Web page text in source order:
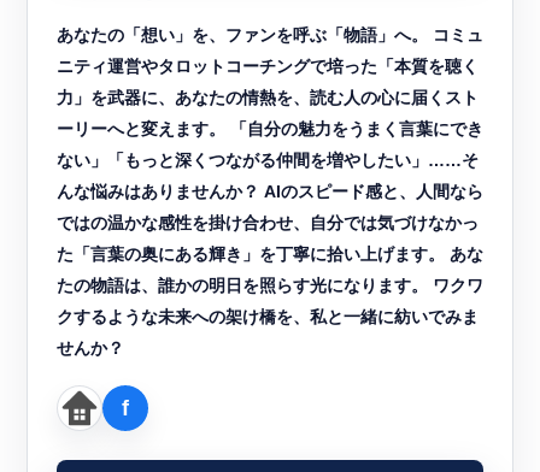
あなたの「想い」を、ファンを呼ぶ「物語」へ。 コミュ
ニティ運営やタロットコーチングで培った「本質を聴く
力」を武器に、あなたの情熱を、読む人の心に届くスト
ーリーへと変えます。 「自分の魅力をうまく言葉にでき
ない」「もっと深くつながる仲間を増やしたい」……そ
んな悩みはありませんか？ AIのスピード感と、人間なら
ではの温かな感性を掛け合わせ、自分では気づけなかっ
た「言葉の奥にある輝き」を丁寧に拾い上げます。 あな
たの物語は、誰かの明日を照らす光になります。 ワクワ
クするような未来への架け橋を、私と一緒に紡いでみま
せんか？